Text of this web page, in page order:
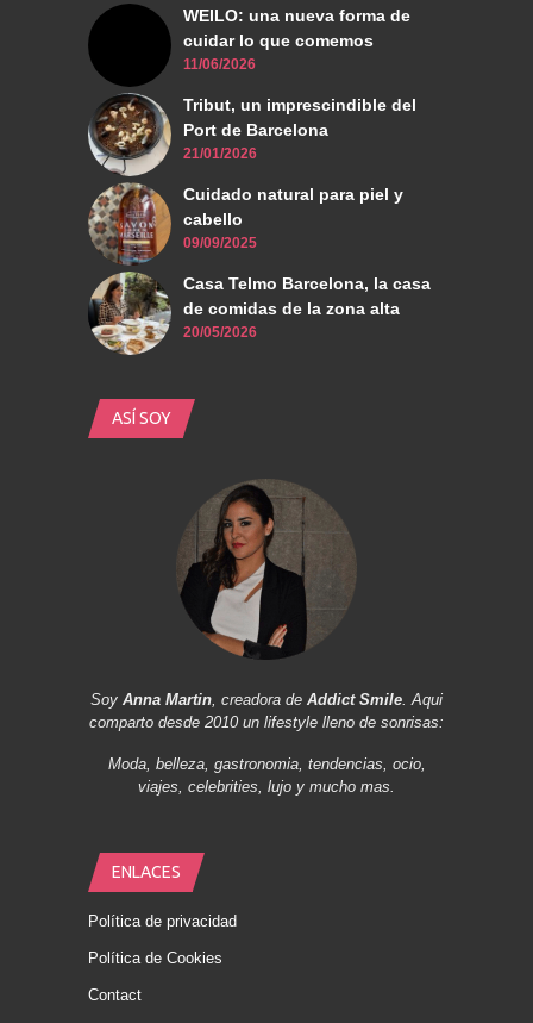
WEILO: una nueva forma de
cuidar lo que comemos
11/06/2026
Tribut, un imprescindible del
Port de Barcelona
21/01/2026
Cuidado natural para piel y
cabello
09/09/2025
Casa Telmo Barcelona, la casa
de comidas de la zona alta
20/05/2026
ASÍ SOY
Soy Anna Martin, creadora de Addict Smile. Aqui
comparto desde 2010 un lifestyle lleno de sonrisas:
Moda, belleza, gastronomia, tendencias, ocio,
viajes, celebrities, lujo y mucho mas.
ENLACES
Política de privacidad
Política de Cookies
Contact